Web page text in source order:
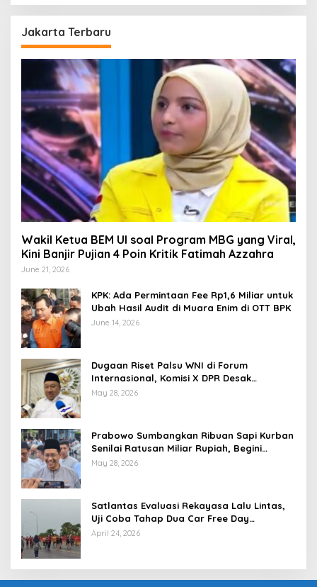
Jakarta Terbaru
Wakil Ketua BEM UI soal Program MBG yang Viral,
Kini Banjir Pujian 4 Poin Kritik Fatimah Azzahra
June 21, 2026
KPK: Ada Permintaan Fee Rp1,6 Miliar untuk
Ubah Hasil Audit di Muara Enim di OTT BPK
June 14, 2026
Dugaan Riset Palsu WNI di Forum
Internasional, Komisi X DPR Desak
Investigasi dan Penegakan Sanksi Etik
May 28, 2026
Prabowo Sumbangkan Ribuan Sapi Kurban
Senilai Ratusan Miliar Rupiah, Begini
Tanggapan Menkeu Purbaya
May 28, 2026
Satlantas Evaluasi Rekayasa Lalu Lintas,
Uji Coba Tahap Dua Car Free Day
Palembang Diundur
April 24, 2026